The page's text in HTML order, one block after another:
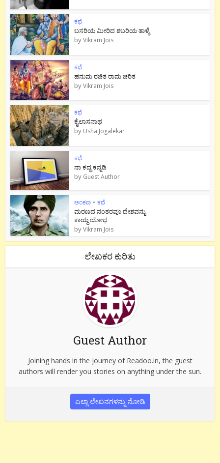
ಕಥೆ
ಬಸರಿಯ ಮೀರಿದ ಶಬರಿಯ ತಾಳ್ಮೆ
byVikram Jois
ಕಥೆ
ಹನುಮ ರಚಿತ ರಾಮ‌ ಚರಿತ
byVikram Jois
ಕಥೆ
ಕೈಲಾಸನಾಥ
by Usha Jogalekar
ಕಥೆ
ನಾ ಕದ್ದ ಕನ್ನಡಿ
by Guest Author
ಅಂಕಣ • ಕಥೆ
ಮರಣದ ನಂತರವೂ ದೇಶವನ್ನು
ಕಾಯ್ದ ಯೋಧ
byVikram Jois
ಲೇಖಕರ ಕುರಿತು
Guest Author
Joining hands in the journey of Readoo.in, the guest
authors will render you stories on anything under the sun.
ಎಲ್ಲಾ ಲೇಖನಗಳನ್ನು ನೋಡಿ